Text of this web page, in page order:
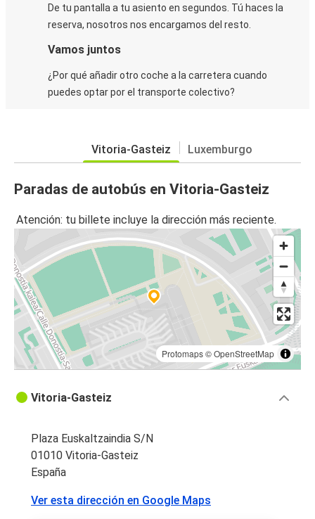
De tu pantalla a tu asiento en segundos. Tú haces la
reserva, nosotros nos encargamos del resto.
Vamos juntos
¿Por qué añadir otro coche a la carretera cuando
puedes optar por el transporte colectivo?
Vitoria-Gasteiz Luxemburgo
Paradas de autobús en Vitoria-Gasteiz
Atención: tu billete incluye la dirección más reciente.
Protomaps©OpenStreetMap
Vitoria-Gasteiz
Plaza Euskaltzaindia S/N
01010 Vitoria-Gasteiz
España
Ver esta dirección en Google Maps